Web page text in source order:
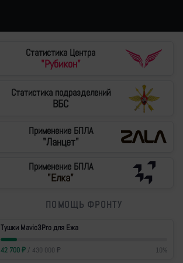
Статистика Центра
"Рубикон"
Статистика подразделений
ВБС
Применение БПЛА
"Ланцет"
Применение БПЛА
"Елка"
ПОМОЩЬ ФРОНТУ
Тушки Mavic3Pro для Ежа
42 700₽/ 430 000 ₽ 10%